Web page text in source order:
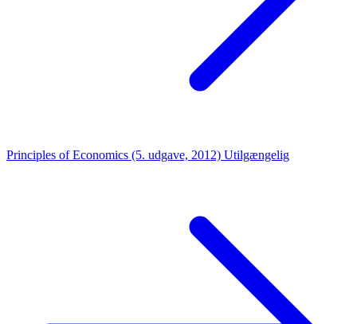
Principles of Economics (5. udgave, 2012) Utilgængelig